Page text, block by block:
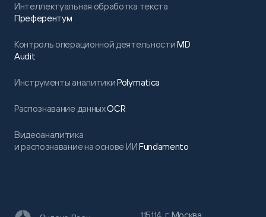
Интеллектуальная обработка текста
Преферентум
Контроль операционной деятельностиMD
Audit
Инструменты аналитикиPolymatica
Распознавание данныхOCR
Видеоаналитика
и распознавание на основе ИИFundamento